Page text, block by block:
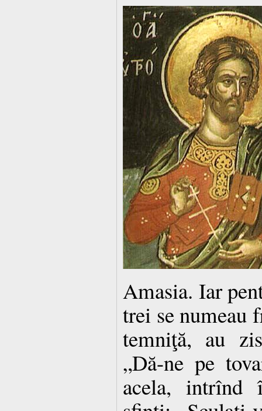
Amasia. Iar
trei se numeau
temniţă, au
„Dă-ne pe
acela, intrînd